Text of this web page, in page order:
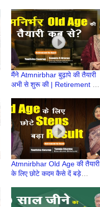
| Retirement Ke Baad
मैंने Atmnirbhar बुढ़ापे की तैयारी
अभी से शुरू की | Retirement Ke
की तैयारी
Atmnirbhar Old Age की तैयारी
के लिए छोटे कदम कैसे दें बड़े
Baad |Retire life